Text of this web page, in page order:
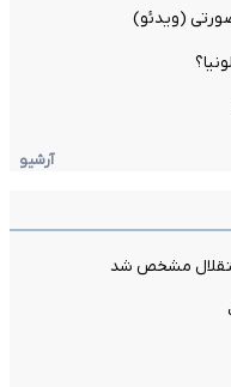
(ویدئو)
آرشیو
مشخص شد